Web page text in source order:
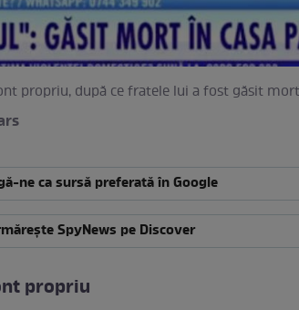
propriu, după ce fratele lui a fost găsit mort
ne ca sursă preferată în Google
SpyNews pe Discover
propriu